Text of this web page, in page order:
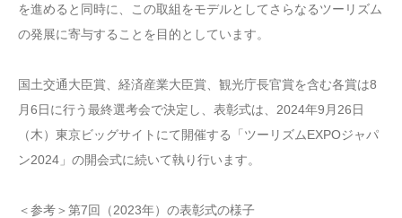
を進めると同時に、この取組をモデルとしてさらなるツーリズム
の発展に寄与することを目的としています。
国土交通大臣賞、経済産業大臣賞、観光庁長官賞を含む各賞は8
月6日に行う最終選考会で決定し、表彰式は、2024年9月26日
（木）東京ビッグサイトにて開催する「ツーリズムEXPOジャパ
ン2024」の開会式に続いて執り行います。
＜参考＞第7回（2023年）の表彰式の様子